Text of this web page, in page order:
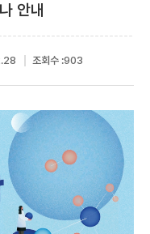
안내
조회수 :903